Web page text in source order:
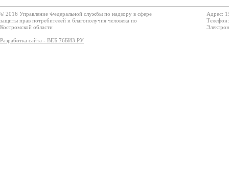
© 2016 Управление Федеральной службы по надзору в сфере
защиты прав потребителей и благополучия человека по
Костромской области
Разработка сайта - ВЕБ.76БИЗ.РУ
Адрес: